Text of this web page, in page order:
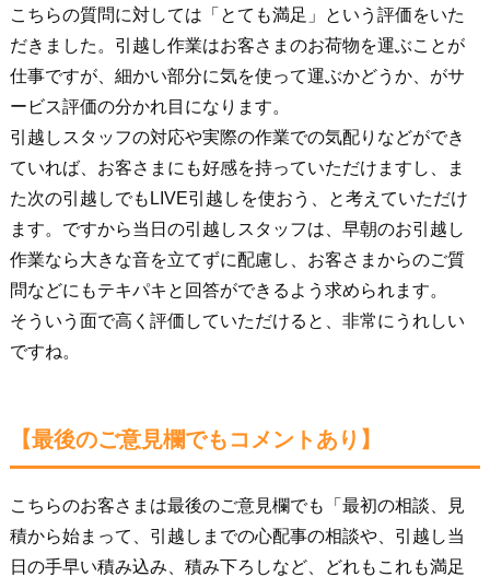
こちらの質問に対しては「とても満足」という評価をいた
だきました。引越し作業はお客さまのお荷物を運ぶことが
仕事ですが、細かい部分に気を使って運ぶかどうか、がサ
ービス評価の分かれ目になります。
引越しスタッフの対応や実際の作業での気配りなどができ
ていれば、お客さまにも好感を持っていただけますし、ま
た次の引越しでもLIVE引越しを使おう、と考えていただけ
ます。ですから当日の引越しスタッフは、早朝のお引越し
作業なら大きな音を立てずに配慮し、お客さまからのご質
問などにもテキパキと回答ができるよう求められます。
そういう面で高く評価していただけると、非常にうれしい
ですね。
【最後のご意見欄でもコメントあり】
こちらのお客さまは最後のご意見欄でも「最初の相談、見
積から始まって、引越しまでの心配事の相談や、引越し当
日の手早い積み込み、積み下ろしなど、どれもこれも満足